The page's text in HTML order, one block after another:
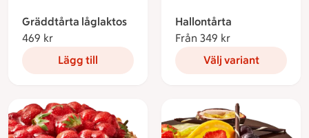
Gräddtårta låglaktos
469 kr
Lägg till
Hallontårta
Från 349 kr
Välj variant